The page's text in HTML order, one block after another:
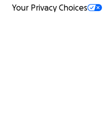
Your Privacy Choices